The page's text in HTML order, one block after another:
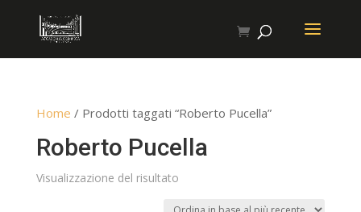
Home / Prodotti taggati “Roberto Pucella”
Roberto Pucella
Visualizzazione del risultato